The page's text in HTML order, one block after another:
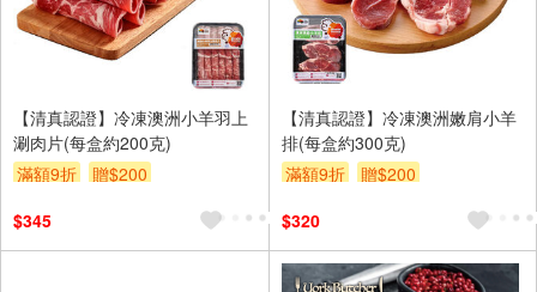
【清真認證】冷凍澳洲小羊羽上
涮肉片(每盒約200克)
滿額9折
贈$200
$345
【清真認證】冷凍澳洲嫩肩小羊
排(每盒約300克)
滿額9折
贈$200
$320